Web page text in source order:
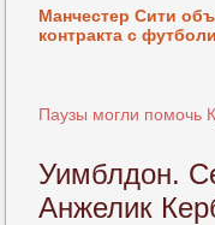
Манчестер Сити
контракта с
Паузы могли помочь
Уимблдон.
Анжелик